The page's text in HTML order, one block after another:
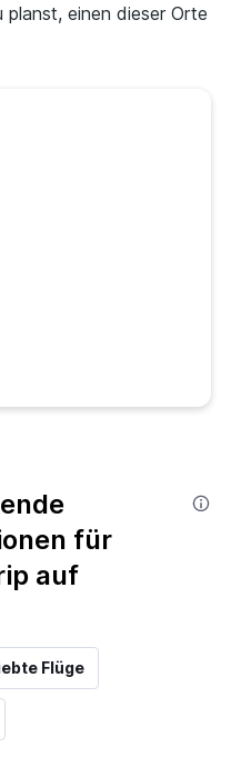
planst, einen dieser Orte
für
auf
Flüge